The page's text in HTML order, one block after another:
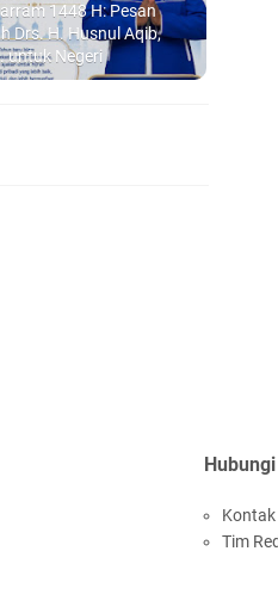
1448 H: Pesan
Drs. H. Husnul Aqib,
untuk Negeri
Kontak
Tim